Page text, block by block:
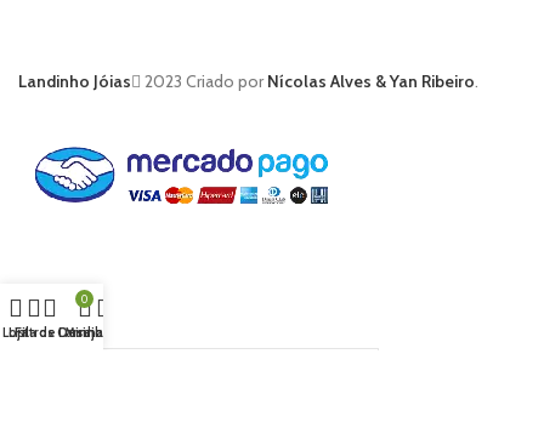
Landinho Jóias 2023 Criado porNícolas Alves & Yan Ribeiro.
LojaFiltros
Lista de Desejos
0
Carrinho
Minha conta